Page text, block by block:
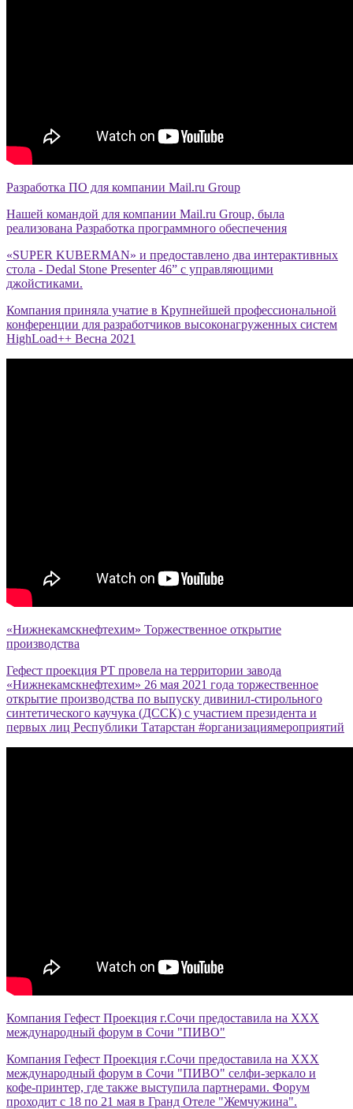
Разработка ПО для компании Mail.ru Group
Нашей командой для компании Mail.ru Group, была
реализована Разработка программного обеспечения
«SUPER KUBERMAN» и предоставлено два интерактивных
стола - Dedal Stone Presenter 46” с управляющими
джойстиками.
Компания приняла учатие в Крупнейшей профессиональной
конференции для разработчиков высоконагруженных систем
HighLoad++ Весна 2021
«Нижнекамскнефтехим» Торжественное открытие
производства
Гефест проекция РТ провела на территории завода
«Нижнекамскнефтехим» 26 мая 2021 года торжественное
открытие производства по выпуску дивинил-стирольного
синтетического каучука (ДССК) с участием президента и
первых лиц Республики Татарстан #организациямероприятий
Компания Гефест Проекция г.Сочи предоставила на XXX
международный форум в Сочи "ПИВО"
Компания Гефест Проекция г.Сочи предоставила на XXX
международный форум в Сочи "ПИВО" селфи-зеркало и
кофе-принтер, где также выступила партнерами. Форум
проходит с 18 по 21 мая в Гранд Отеле "Жемчужина".